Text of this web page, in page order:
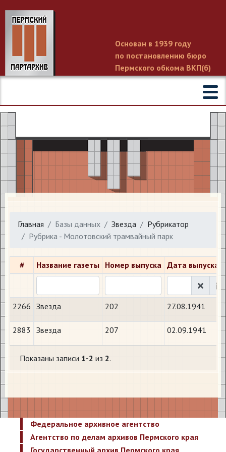
Основан в 1939 году
по постановлению бюро
Пермского обкома ВКП(б)
Главная Базы данных Звезда
Рубрикатор
Рубрика - Молотовский трамвайный парк
# Название газеты Номер выпуска Дата выпуска
2266 Звезда 202 27.08.1941
2883 Звезда 207 02.09.1941
Показаны записи 1-2 из 2.
Федеральное архивное агентство
Агентство по делам архивов Пермского края
Государственный архив Пермского края